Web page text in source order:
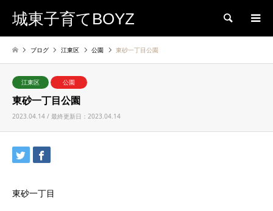
城東子育てBOYZ 検索
ブログ 江東区 公園 東砂一丁目公園
江東区 公園
東砂一丁目公園
2023.04.14 / 最終更新日：2023.04.14
東砂一丁目